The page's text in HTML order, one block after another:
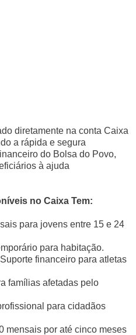
diretamente na conta Caixa
a rápida e segura
do Bolsa do Povo,
à ajuda
no Caixa Tem:
para jovens entre 15 e 24
para habitação.
Suporte financeiro para atletas
famílias afetadas pelo
para cidadãos
mensais por até cinco meses